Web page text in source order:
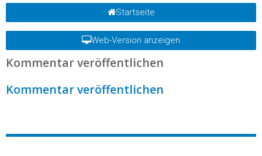
Startseite
Web-Version anzeigen
Kommentar veröffentlichen
Kommentar veröffentlichen